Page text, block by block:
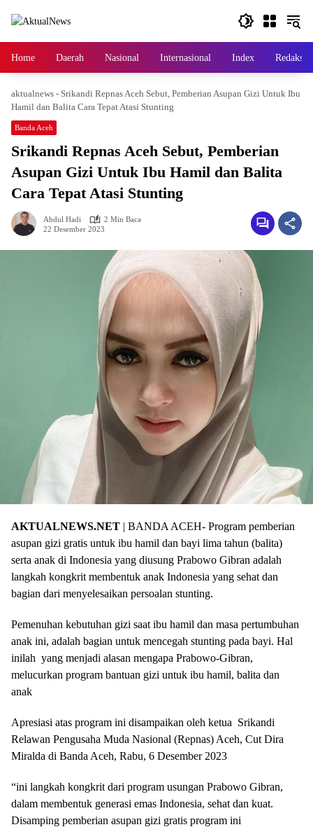
Home Daerah Nasional Internasional Index Redaksi
aktualnews - Srikandi Repnas Aceh Sebut, Pemberian Asupan Gizi Untuk Ibu
Hamil dan Balita Cara Tepat Atasi Stunting
Banda Aceh
Srikandi Repnas Aceh Sebut, Pemberian
Asupan Gizi Untuk Ibu Hamil dan Balita
Cara Tepat Atasi Stunting
Abdul Hadi
2 Min Baca
22 Desember 2023
AKTUALNEWS.NET | BANDA ACEH- Program pemberian
asupan gizi gratis untuk ibu hamil dan bayi lima tahun (balita)
serta anak di Indonesia yang diusung Prabowo Gibran adalah
langkah kongkrit membentuk anak Indonesia yang sehat dan
bagian dari menyelesaikan persoalan stunting.
Pemenuhan kebutuhan gizi saat ibu hamil dan masa pertumbuhan
anak ini, adalah bagian untuk mencegah stunting pada bayi. Hal
inilah yang menjadi alasan mengapa Prabowo-Gibran,
melucurkan program bantuan gizi untuk ibu hamil, balita dan
anak
Apresiasi atas program ini disampaikan oleh ketua Srikandi
Relawan Pengusaha Muda Nasional (Repnas) Aceh, Cut Dira
Miralda di Banda Aceh, Rabu, 6 Desember 2023
“ini langkah kongkrit dari program usungan Prabowo Gibran,
dalam membentuk generasi emas Indonesia, sehat dan kuat.
Disamping pemberian asupan gizi gratis program ini